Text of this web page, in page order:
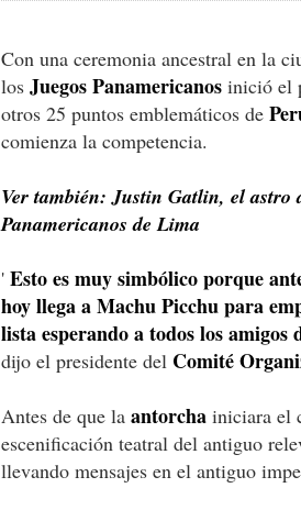
Con una ceremonia ancestral en la
los Juegos Panamericanos inició el
otros 25 puntos emblemáticos de
comienza la competencia.
Ver también: Justin Gatlin, el astro
Panamericanos de Lima
' Esto es muy simbólico porque
hoy llega a Machu Picchu para
lista esperando a todos los amigos
dijo el presidente del Comité
Antes de que la antorcha iniciara el
escenificación teatral del antiguo
llevando mensajes en el antiguo